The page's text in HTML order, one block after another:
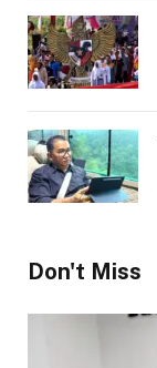
Don't Miss